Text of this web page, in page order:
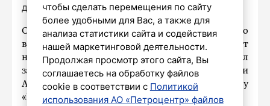
дневник»
Обсуждаемые российскими властями меры по
возвращению валютного контроля не повлияют
на жизнь обычных граждан. Об этом заявил
заместитель министра финансов России
Алексей Моисеев в интервью телеканалу
«Россия 24».
чтобы сделать перемещения по сайту
более удобными для Вас, а также для
анализа статистики сайта и содействия
нашей маркетинговой деятельности.
Продолжая просмотр этого сайта, Вы
соглашаетесь на обработку файлов
cookie в соответствии с Политикой
использования АО «Петроцентр» файлов